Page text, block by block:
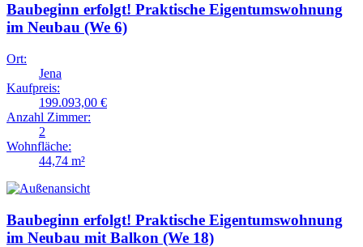
Baubeginn erfolgt! Praktische Eigentumswohnung
im Neubau (We 6)
Ort:
Jena
Kaufpreis:
199.093,00 €
Anzahl Zimmer:
2
Wohnfläche:
44,74 m²
Baubeginn erfolgt! Praktische Eigentumswohnung
im Neubau mit Balkon (We 18)